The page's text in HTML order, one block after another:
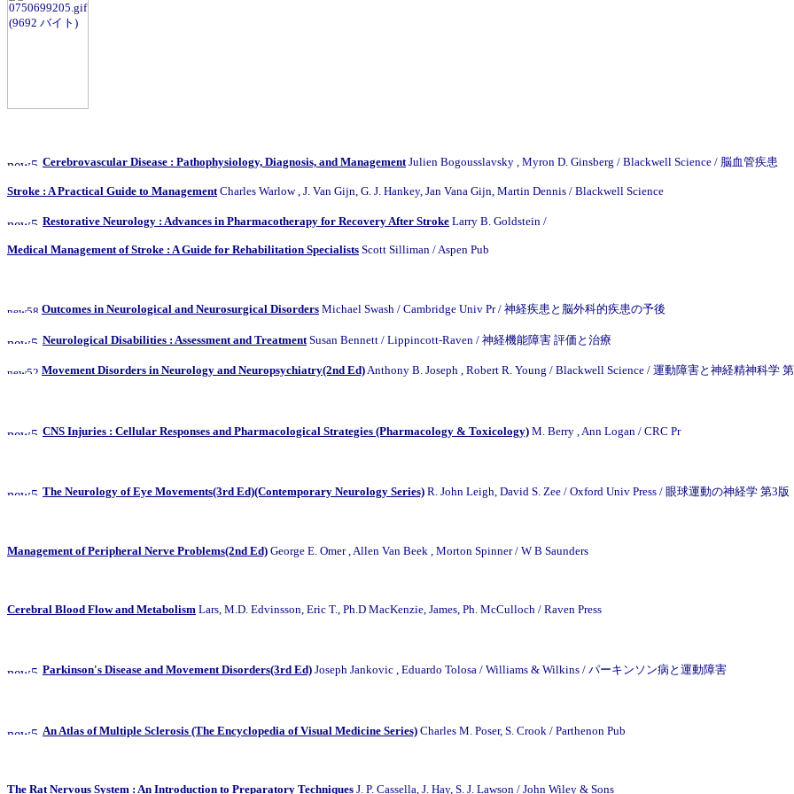
Cerebrovascular Disease : Pathophysiology, Diagnosis, and ManagementJulien Bogousslavsky , Myron D. Ginsberg / Blackwell Science / 脳血管疾患
Stroke : A Practical Guide to ManagementCharles Warlow , J. Van Gijn, G. J. Hankey, Jan Vana Gijn, Martin Dennis / Blackwell Science
Restorative Neurology : Advances in Pharmacotherapy for Recovery After Stroke Larry B. Goldstein /
Medical Management of Stroke : A Guide for Rehabilitation Specialists Scott Silliman / Aspen Pub
Outcomes in Neurological and Neurosurgical Disorders Michael Swash / Cambridge Univ Pr / 神経疾患と脳外科的疾患の予後
Neurological Disabilities : Assessment and TreatmentSusan Bennett / Lippincott-Raven / 神経機能障害 評価と治療
Movement Disorders in Neurology and Neuropsychiatry(2nd Ed)Anthony B. Joseph , Robert R. Young / Blackwell Science / 運動障害と神経精神科学
CNS Injuries : Cellular Responses and Pharmacological Strategies (Pharmacology & Toxicology) M. Berry , Ann Logan / CRC Pr
The Neurology of Eye Movements(3rd Ed)(Contemporary Neurology Series) R. John Leigh, David S. Zee / Oxford Univ Press / 眼球運動の神経学 第3版
Management of Peripheral Nerve Problems(2nd Ed) George E. Omer , Allen Van Beek , Morton Spinner / W B Saunders
Cerebral Blood Flow and Metabolism Lars, M.D. Edvinsson, Eric T., Ph.D MacKenzie, James, Ph. McCulloch / Raven Press
Parkinson's Disease and Movement Disorders(3rd Ed) Joseph Jankovic , Eduardo Tolosa / Williams & Wilkins / パーキンソン病と運動障害
An Atlas of Multiple Sclerosis (The Encyclopedia of Visual Medicine Series) Charles M. Poser, S. Crook / Parthenon Pub
The Rat Nervous System : An Introduction to Preparatory Techniques J. P. Cassella, J. Hay, S. J. Lawson / John Wiley & Sons